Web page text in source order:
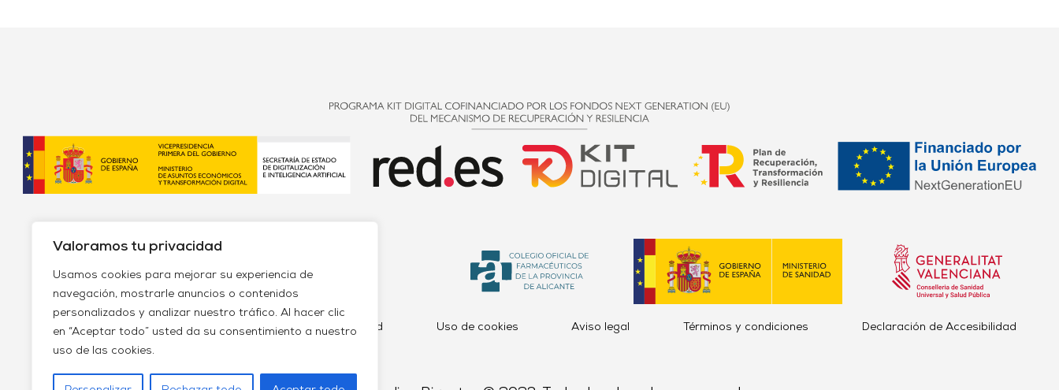
Valoramos tu privacidad
Usamos cookies para mejorar su experiencia de
navegación, mostrarle anuncios o contenidos
personalizados y analizar nuestro tráfico. Al hacer clic
en “Aceptar todo” usted da su consentimiento a nuestro
uso de las cookies.
Política de envío y devoluciones Política de privacidad Uso de cookies Aviso legal Términos y condiciones Declaración de Accesibilidad